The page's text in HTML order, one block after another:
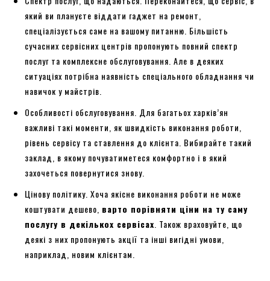
який ви плануєте віддати гаджет на ремонт,
спеціалізується саме на вашому питанню. Більшість
сучасних сервісних центрів пропонують повний спектр
послуг та комплексне обслуговування. Але в деяких
ситуаціях потрібна наявність спеціального обладнання чи
навичок у майстрів.
Особливості обслуговування. Для багатьох харків’ян
важливі такі моменти, як швидкість виконання роботи,
рівень сервісу та ставлення до клієнта. Вибирайте такий
заклад, в якому почуватиметеся комфортно і в який
захочеться повернутися знову.
Цінову політику. Хоча якісне виконання роботи не може
коштувати дешево, варто порівняти ціни на ту саму
послугу в декількох сервісах . Також враховуйте, що
деякі з них пропонують акції та інші вигідні умови,
наприклад, новим клієнтам.